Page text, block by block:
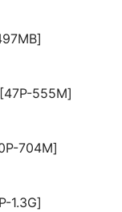
555M]
704M]
1.3G]